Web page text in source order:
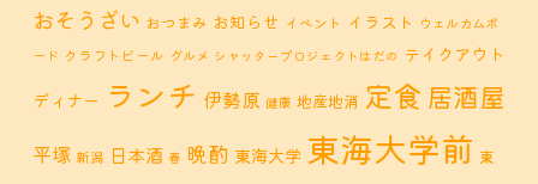
おそうざい おつまみ お知らせ イベント イラスト ウェルカムボ
ード クラフトビール グルメ シャッタープロジェクトはだの テイクアウト
ディナー ランチ 伊勢原 健康 地産地消 定食 居酒屋
平塚 新潟 日本酒 春 晩酌 東海大学 東海大学前 東